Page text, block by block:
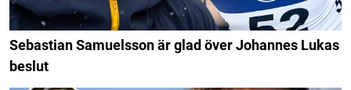
Sebastian Samuelsson är glad över Johannes Lukas
beslut